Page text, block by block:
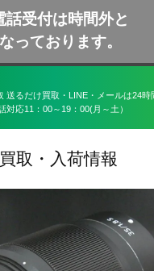
話受付は時間外と
なっております。
送るだけ買取・LINE・メールは24時
対応11：00～19：00(月～土）
買取・入荷情報